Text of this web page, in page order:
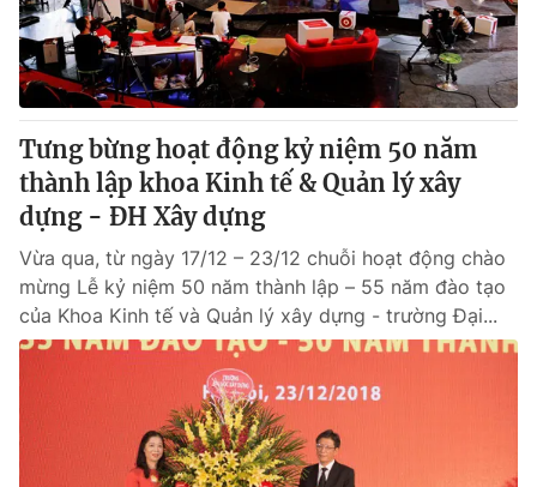
VTV4 Vươn mình bằng AI
VTV9 VTV8
Liên hệ tòa soạn English
THỜI BÁO VTV
Theo dõi báo trên
Cơ quan chủ quản:Đài Truyền hình Việt Nam
Tưng bừng hoạt động kỷ niệm 50 năm
thành lập khoa Kinh tế & Quản lý xây
dựng - ĐH Xây dựng
Vừa qua, từ ngày 17/12 – 23/12 chuỗi hoạt động chào
mừng Lễ kỷ niệm 50 năm thành lập – 55 năm đào tạo
của Khoa Kinh tế và Quản lý xây dựng - trường Đại...